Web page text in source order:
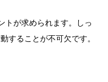
トが求められます。しっ
することが不可欠です。